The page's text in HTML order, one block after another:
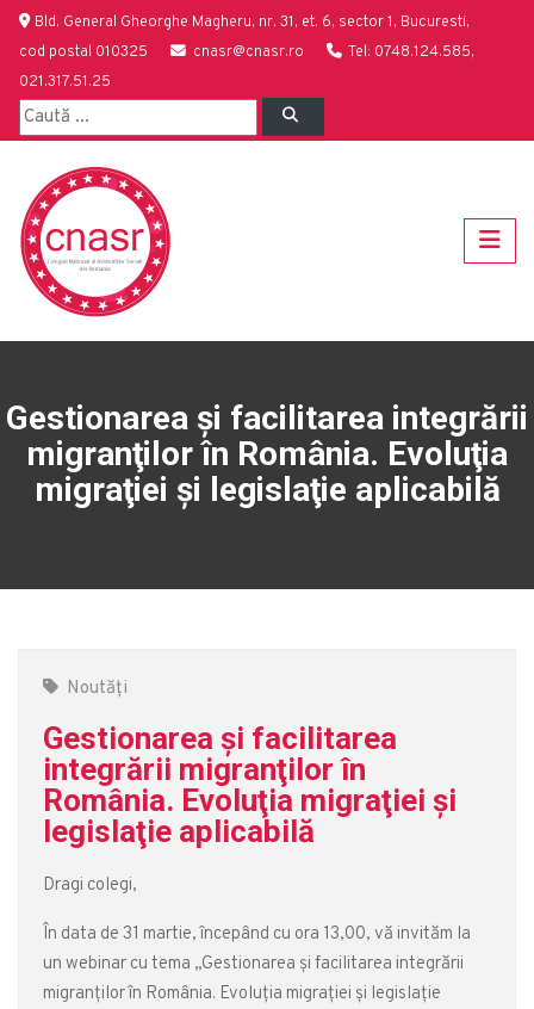
Bld. General Gheorghe Magheru, nr. 31, et. 6, sector 1, Bucuresti,
cod postal 010325
cnasr@cnasr.ro
Tel: 0748.124.585,
021.317.51.25
Gestionarea şi facilitarea integrării
migranţilor în România. Evoluţia
migraţiei şi legislaţie aplicabilă
Noutăți
Gestionarea şi facilitarea
integrării migranţilor în
România. Evoluţia migraţiei şi
legislaţie aplicabilă
Dragi colegi,
În data de 31 martie, începând cu ora 13,00, vă invităm la
un webinar cu tema „Gestionarea şi facilitarea integrării
migranţilor în România. Evoluţia migraţiei şi legislaţie